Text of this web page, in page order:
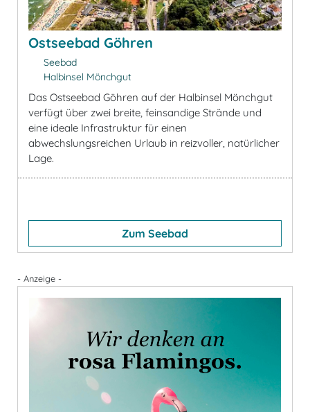
Ostseebad Göhren
Seebad
Halbinsel Mönchgut
Das Ostseebad Göhren auf der Halbinsel Mönchgut
verfügt über zwei breite, feinsandige Strände und
eine ideale Infrastruktur für einen
abwechslungsreichen Urlaub in reizvoller, natürlicher
Lage.
Zum Seebad
- Anzeige -